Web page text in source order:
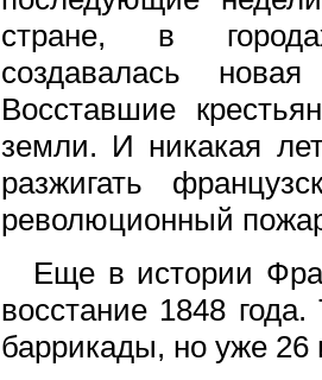
стране, в
создавалась
Восставшие
земли. И никакая
разжигать
революционный
Еще в истории
восстание 1848
баррикады, но уже 26